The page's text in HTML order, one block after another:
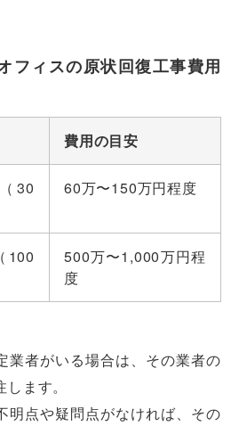
フィスの原状回復工事費用
費用の目安
30
60万〜150万円程度
100
500万〜1,000万円程
度
業者がいる場合は、その業者の
ます。
明点や疑問点がなければ、その